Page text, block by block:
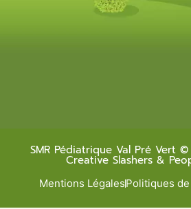
SMR Pédiatrique Val Pré Vert
Creative Slashers &
Mentions LégalesPolitiques